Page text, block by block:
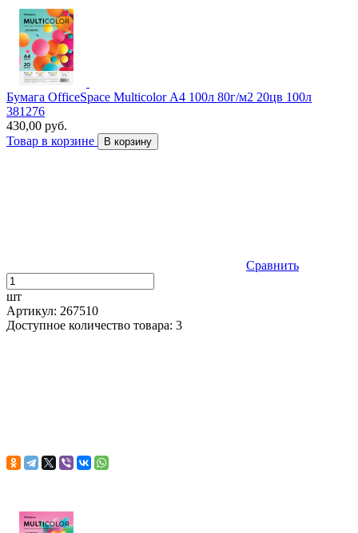
Бумага OfficeSpace Multicolor А4 100л 80г/м2 20цв 100л
381276
430,00 руб.
Товар в корзине
В корзину
Сравнить
шт
Артикул: 267510
Доступное количество товара: 3